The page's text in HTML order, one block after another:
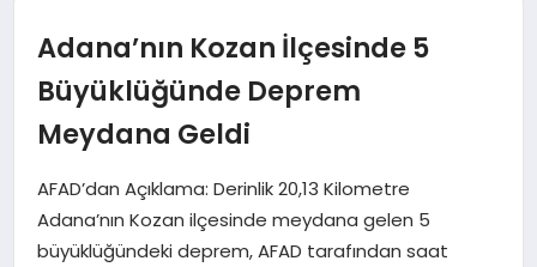
TEKNOLOJI
YAŞAM
Adana’nın Kozan İlçesinde 5
Büyüklüğünde Deprem
Meydana Geldi
AFAD’dan Açıklama: Derinlik 20,13 Kilometre
Adana’nın Kozan ilçesinde meydana gelen 5
büyüklüğündeki deprem, AFAD tarafından saat